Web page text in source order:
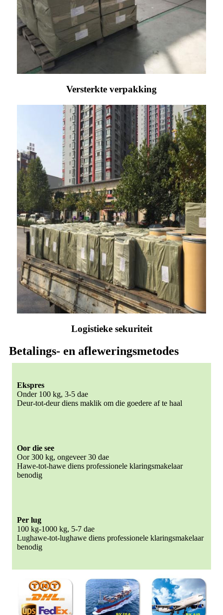
Versterkte verpakking
Logistieke sekuriteit
Betalings- en afleweringsmetodes
Ekspres
Onder 100 kg, 3-5 dae
Deur-tot-deur diens maklik om die goedere af te haal
Oor die see
Oor 300 kg, ongeveer 30 dae
Hawe-tot-hawe diens professionele klaringsmakelaar
benodig
Per lug
100 kg-1000 kg, 5-7 dae
Lughawe-tot-lughawe diens professionele klaringsmakelaar
benodig